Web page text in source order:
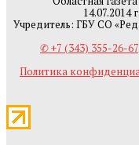
14.07.2014
Учредитель: ГБУ СО
✆ +7 (343) 355-26-67
Политика